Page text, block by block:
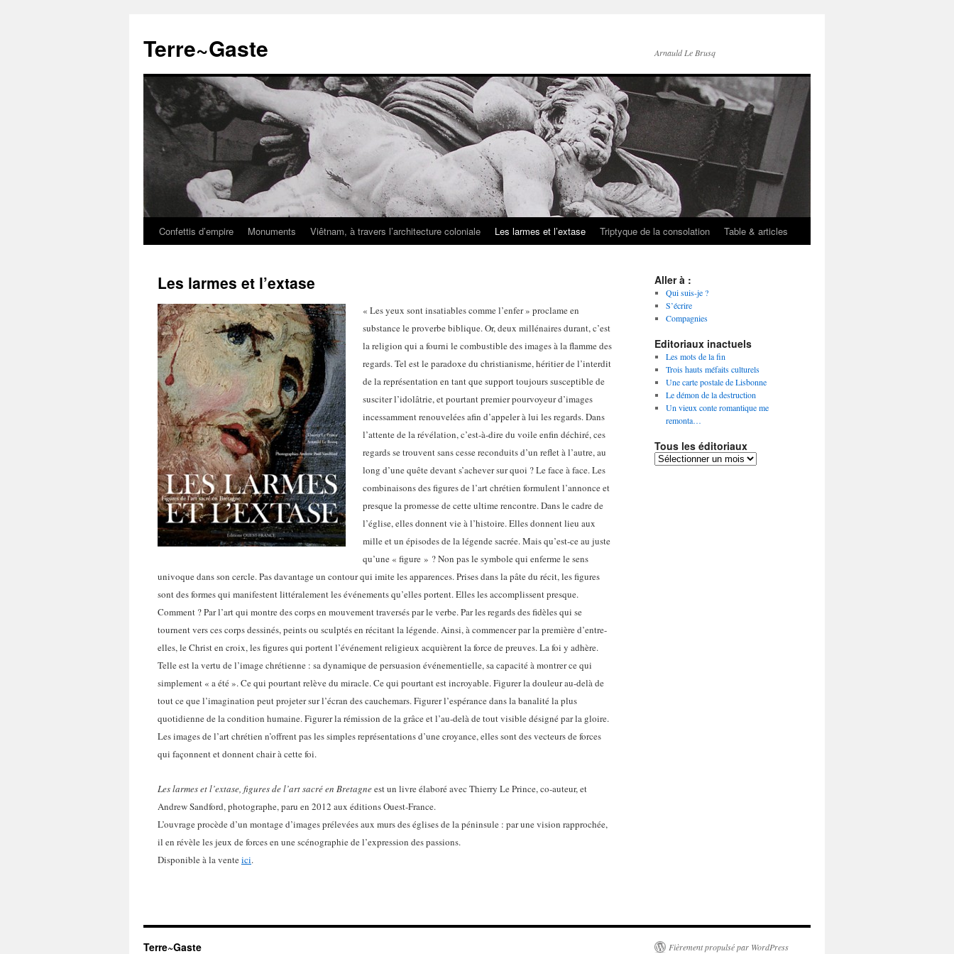
contenu
Terre~Gaste Arnauld Le Brusq
Confettis d’empire Monuments Viêtnam, à travers l’architecture coloniale Les larmes et l’extase Triptyque de la consolation Table & articles
Les larmes et l’extase
« Les yeux sont insatiables comme l’enfer » proclame en
substance le proverbe biblique. Or, deux millénaires durant, c’est
la religion qui a fourni le combustible des images à la flamme des
regards. Tel est le paradoxe du christianisme, héritier de l’interdit
de la représentation en tant que support toujours susceptible de
susciter l’idolâtrie, et pourtant premier pourvoyeur d’images
incessamment renouvelées afin d’appeler à lui les regards. Dans
l’attente de la révélation, c’est-à-dire du voile enfin déchiré, ces
regards se trouvent sans cesse reconduits d’un reflet à l’autre, au
long d’une quête devant s’achever sur quoi ? Le face à face. Les
combinaisons des figures de l’art chrétien formulent l’annonce et
presque la promesse de cette ultime rencontre. Dans le cadre de
l’église, elles donnent vie à l’histoire. Elles donnent lieu aux
mille et un épisodes de la légende sacrée. Mais qu’est-ce au juste
qu’une « figure » ? Non pas le symbole qui enferme le sens
univoque dans son cercle. Pas davantage un contour qui imite les apparences. Prises dans la pâte du récit, les figures
sont des formes qui manifestent littéralement les événements qu’elles portent. Elles les accomplissent presque.
Comment ? Par l’art qui montre des corps en mouvement traversés par le verbe. Par les regards des fidèles qui se
tournent vers ces corps dessinés, peints ou sculptés en récitant la légende. Ainsi, à commencer par la première d’entre-
elles, le Christ en croix, les figures qui portent l’événement religieux acquièrent la force de preuves. La foi y adhère.
Telle est la vertu de l’image chrétienne : sa dynamique de persuasion événementielle, sa capacité à montrer ce qui
simplement « a été ». Ce qui pourtant relève du miracle. Ce qui pourtant est incroyable. Figurer la douleur au-delà de
tout ce que l’imagination peut projeter sur l’écran des cauchemars. Figurer l’espérance dans la banalité la plus
quotidienne de la condition humaine. Figurer la rémission de la grâce et l’au-delà de tout visible désigné par la gloire.
Les images de l’art chrétien n’offrent pas les simples représentations d’une croyance, elles sont des vecteurs de forces
qui façonnentet donnent chair à cette foi.
Les larmes et l’extase, figures de l’art sacré en Bretagneest un livre élaboré avec Thierry Le Prince, co-auteur, et
Andrew Sandford, photographe, paru en 2012 aux éditions Ouest-France.
L’ouvrage procède d’un montage d’images prélevées aux murs des églises de la péninsule : par une vision rapprochée,
il en révèle les jeux de forces en une scénographie de l’expression des passions.
Disponible à la venteici.
Aller à :
Qui suis-je ?
S’écrire
Compagnies
Editoriaux inactuels
Les mots de la fin
Trois hauts méfaits culturels
Une carte postale de Lisbonne
Le démon de la destruction
Un vieux conte romantique me
remonta…
Tous les éditoriaux
Tous
Terre~Gaste Fièrement propulsé par WordPress